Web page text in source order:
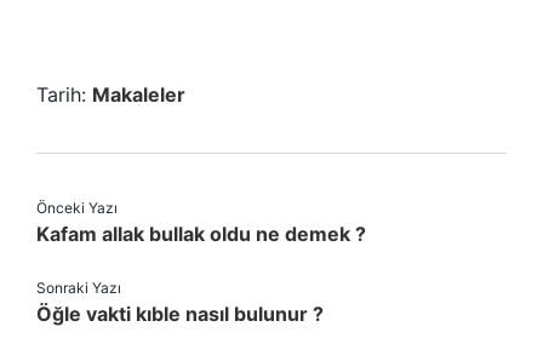
Tarih: Makaleler
Önceki Yazı
Kafam allak bullak oldu ne demek ?
Sonraki Yazı
Öğle vakti kıble nasıl bulunur ?